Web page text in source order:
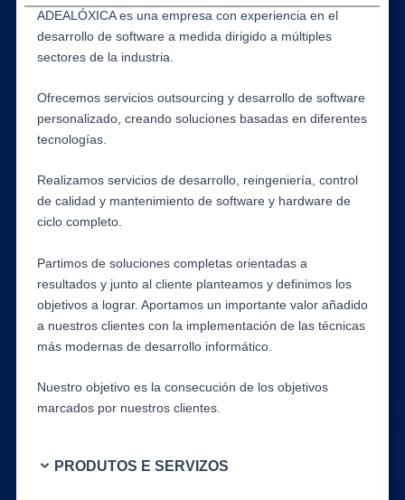
ADEALÓXICA es una empresa con experiencia en el
desarrollo de software a medida dirigido a múltiples
sectores de la industria.
Ofrecemos servicios outsourcing y desarrollo de software
personalizado, creando soluciones basadas en diferentes
tecnologías.
Realizamos servicios de desarrollo, reingeniería, control
de calidad y mantenimiento de software y hardware de
ciclo completo.
Partimos de soluciones completas orientadas a
resultados y junto al cliente planteamos y definimos los
objetivos a lograr. Aportamos un importante valor añadido
a nuestros clientes con la implementación de las técnicas
más modernas de desarrollo informático.
Nuestro objetivo es la consecución de los objetivos
marcados por nuestros clientes.
PRODUTOS E SERVIZOS